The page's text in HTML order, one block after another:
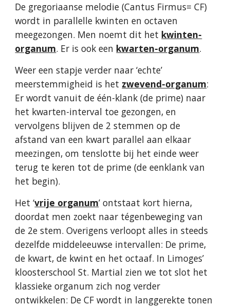
De gregoriaanse melodie (Cantus Firmus= CF)
wordt in parallelle kwinten en octaven
meegezongen. Men noemt dit het kwinten-
organum. Er is ook een kwarten-organum.
Weer een stapje verder naar ‘echte’
meerstemmigheid is het zwevend-organum:
Er wordt vanuit de één-klank (de prime) naar
het kwarten-interval toe gezongen, en
vervolgens blijven de 2 stemmen op de
afstand van een kwart parallel aan elkaar
meezingen, om tenslotte bij het einde weer
terug te keren tot de prime (de eenklank van
het begin).
Het ‘vrije organum’ ontstaat kort hierna,
doordat men zoekt naar tégenbeweging van
de 2e stem. Overigens verloopt alles in steeds
dezelfde middeleeuwse intervallen: De prime,
de kwart, de kwint en het octaaf. In Limoges’
kloosterschool St. Martial zien we tot slot het
klassieke organum zich nog verder
ontwikkelen: De CF wordt in langgerekte tonen